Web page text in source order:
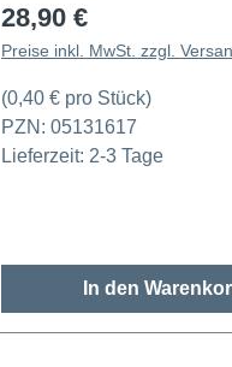
Regulärer Preis:
28,90 €
Preise inkl. MwSt. zzgl.
(0,40 € pro Stück)
PZN: 05131617
Lieferzeit: 2-3 Tage
In den